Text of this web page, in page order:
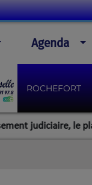
Agenda
ROCHEFORT
le plan de